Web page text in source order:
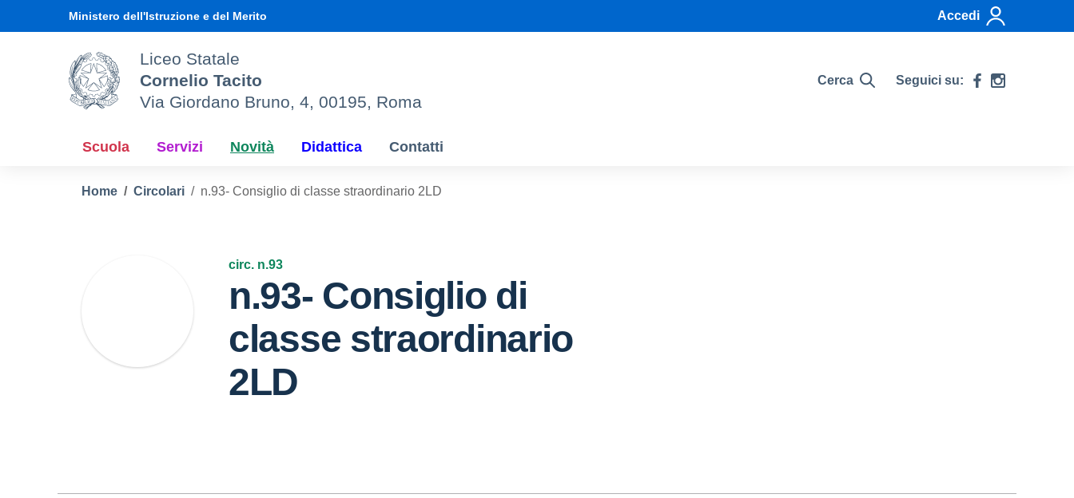
Ministero dell'Istruzione e del Merito Accedi
Liceo Statale
Cornelio Tacito
Via Giordano Bruno, 4, 00195, Roma
Cerca Seguici su:
Scuola Servizi Novità Didattica Contatti
Home Circolari n.93- Consiglio di classe straordinario 2LD
circ. n.93
n.93- Consiglio di
classe straordinario
2LD